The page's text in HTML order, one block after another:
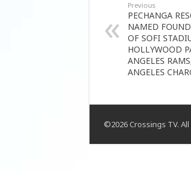
Previous
PECHANGA
NAMED
OF SOFI
HOLLYWOOD
ANGELES
ANGELES
©2026 Crossings TV.